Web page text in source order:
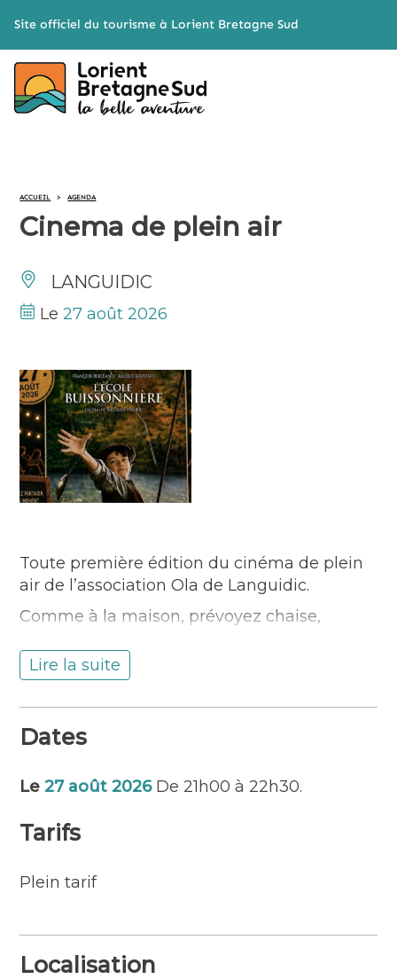
Site officiel du tourisme à Lorient Bretagne Sud
ACCUEIL > AGENDA
Cinema de plein air
LANGUIDIC
Le27 août 2026
Toute première édition du cinéma de plein
air de l’association Ola de Languidic.
Comme à la maison, prévoyez chaise,
expérience hors du commun.
amoureux rien de tel qu’une séance de
cinéma à la belle étoile sur un écran géant.
(repli à la salle des Menhirs en cas de
Confiseries et lichouseries seront de la partie
Lire la suite
Dates
Le27 août 2026De 21h00 à 22h30.
Tarifs
Plein tarif
Localisation